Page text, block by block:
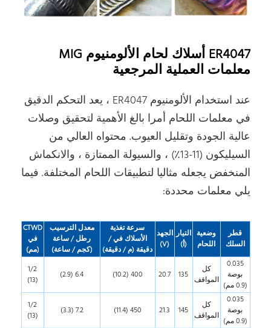
ER4047 أسلاك لحام الألومنيوم MIG
معلمات العملية المرجعية
عند استخدام الألومنيوم ER4047 ، يعد التحكم الدقيق
في معلمات اللحام أمرا بالغ الأهمية لتحقيق وصلات
عالية الجودة وتقليل العيوب. محتواه العالي من
السيليكون (11-13٪) ، والسيولة الممتازة ، والانكماش
المنخفض يجعله مثاليا لتطبيقات اللحام المختلفة. فيما
يلي معلمات محددة:
قطر
السلك
وضعية
اللحام
التيار
(أ)
الجهد
(V)
سرعة تغذية
الأسلاك في /
دقيقة (م / دقيقة)
معدل الترسيب
رطل / ساعة
(كجم / ساعة)
CTWD
في
(مم)
0.035
بوصة
(0.9 مم)
كل
المواقف 135
20.7
400 (10.2)
6.4 (2.9)
1/2
(13)
0.035
بوصة
(0.9 مم)
كل
المواقف 145
21.3
450 (11.4)
7.2 (3.3)
1/2
(13)